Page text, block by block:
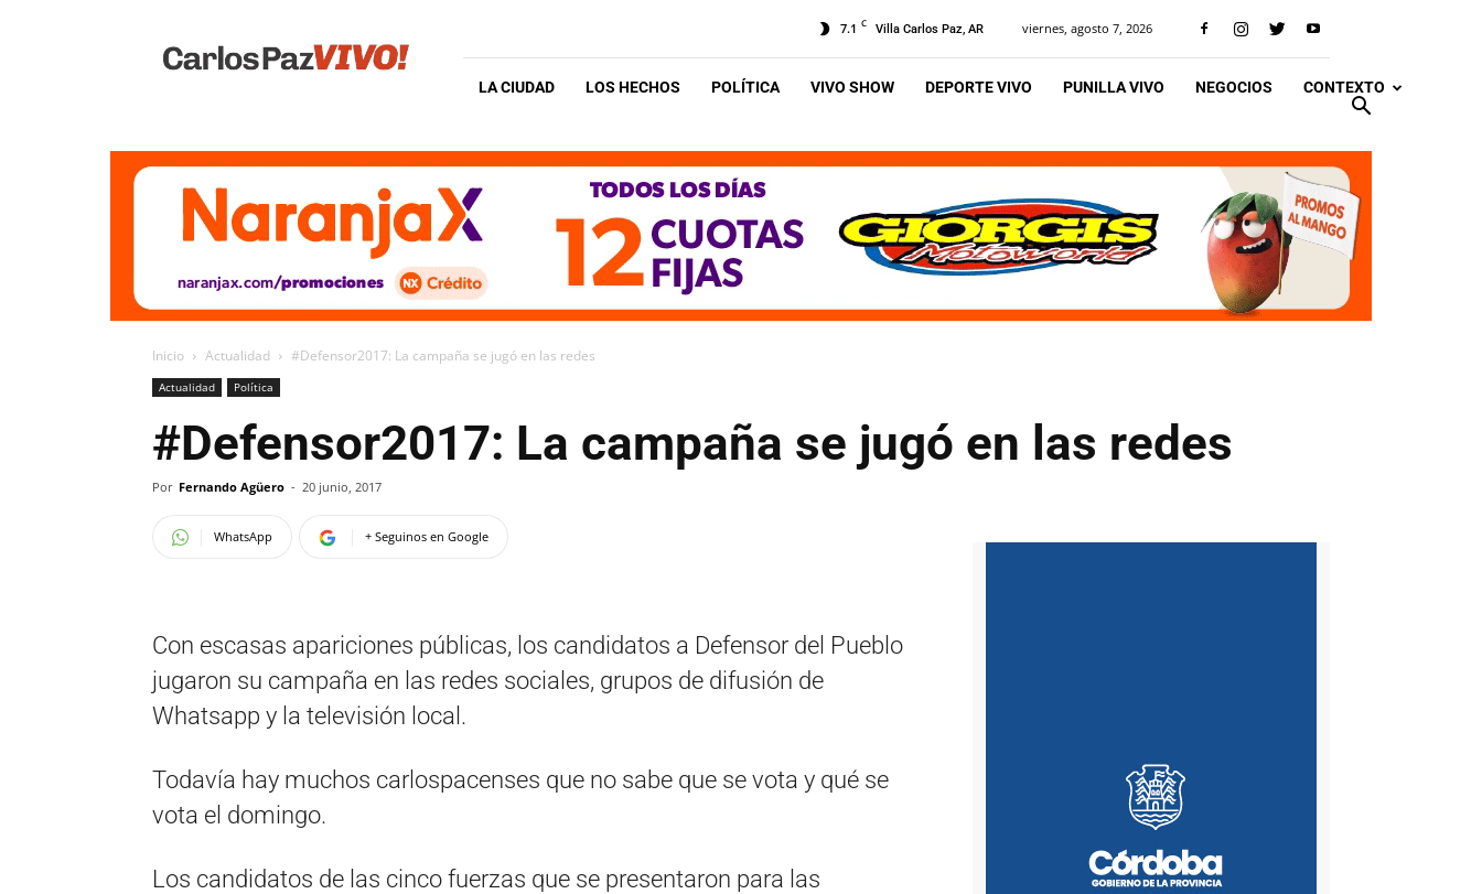
Vivo
7.1 C Villa Carlos Paz, AR viernes, agosto 7, 2026
LA CIUDAD LOS HECHOS POLÍTICA VIVO SHOW DEPORTE VIVO PUNILLA VIVO NEGOCIOS CONTEXTO
Inicio Actualidad #Defensor2017: La campaña se jugó en las redes
Actualidad Política
#Defensor2017: La campaña se jugó en las redes
Por Fernando Agüero - 20 junio, 2017
WhatsApp + Seguinos en Google
Con escasas apariciones públicas, los candidatos a Defensor del Pueblo
jugaron su campaña en las redes sociales, grupos de difusión de
Whatsapp y la televisión local.
Todavía hay muchos carlospacenses que no sabe que se vota y qué se
vota el domingo.
Los candidatos de las cinco fuerzas que se presentaron para las